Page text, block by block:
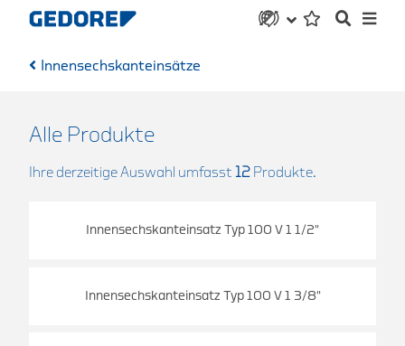
Innensechskanteinsätze
Alle Produkte
Ihre derzeitige Auswahl umfasst 12 Produkte.
Innensechskanteinsatz Typ 100 V 1 1/2"
Innensechskanteinsatz Typ 100 V 1 3/8"